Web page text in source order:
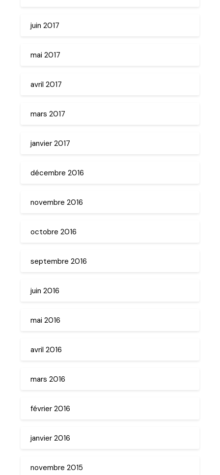
juin 2017
mai 2017
avril 2017
mars 2017
janvier 2017
décembre 2016
novembre 2016
octobre 2016
septembre 2016
juin 2016
mai 2016
avril 2016
mars 2016
février 2016
janvier 2016
novembre 2015